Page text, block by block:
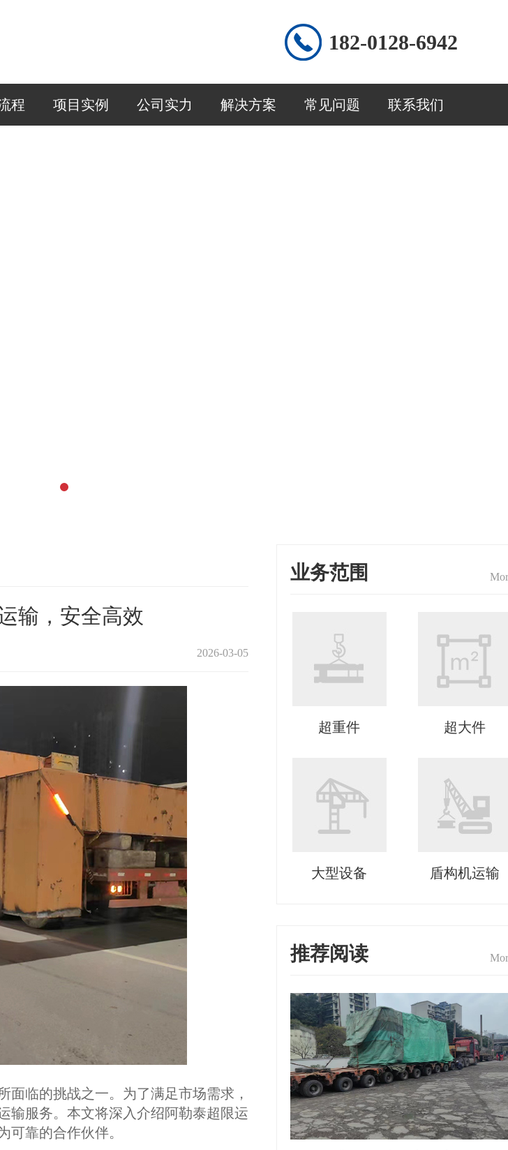
182-0128-6942
程 项目实例 公司实力 解决方案 常见问题 联系我们
输，安全高效
2026-03-05
临的挑战之一。为了满足市场需求，
输服务。本文将深入介绍阿勒泰超限运
可靠的合作伙伴。
业务范围
超重件 超大件
大型设备 盾构机运输
推荐阅读